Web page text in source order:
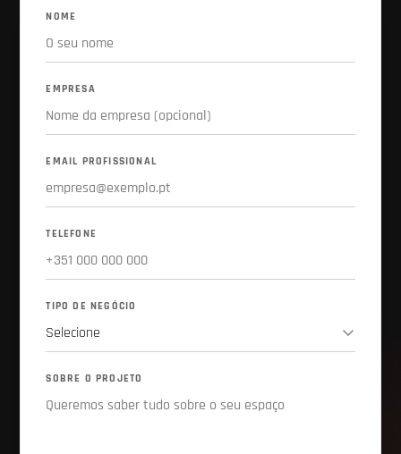
NOME
EMPRESA
EMAIL PROFISSIONAL
TELEFONE
TIPO DE NEGÓCIO
SOBRE O PROJETO